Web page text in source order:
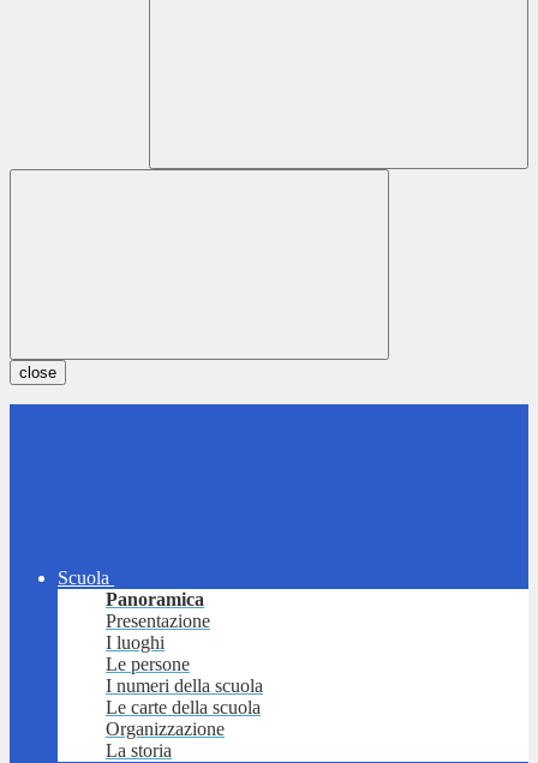
close
Scuola
Panoramica
Presentazione
I luoghi
Le persone
I numeri della scuola
Le carte della scuola
Organizzazione
La storia